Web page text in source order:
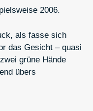
2006.
als fasse sich
das Gesicht – quasi
grüne Hände
übers